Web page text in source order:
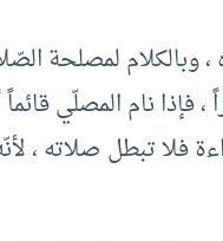
وبالكلام لمصلحة
فإذا نام المصلّي
فلا تبطل صلاته ،